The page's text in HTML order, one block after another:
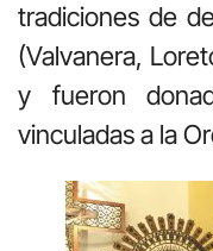
tradiciones de
(Valvanera,
y fueron
vinculadas a la